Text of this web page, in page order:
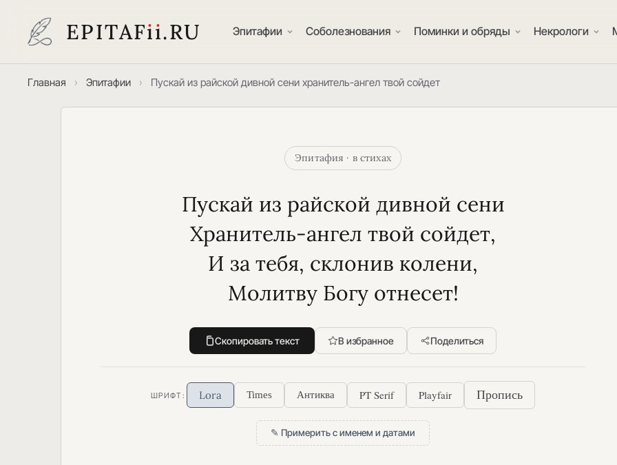
EPITAFii.RU Эпитафии Соболезнования Поминки и обряды Некрологи
Главная › Эпитафии › Пускай из райской дивной сени хранитель-ангел твой сойдет
Эпитафия · в стихах
Пускай из райской дивной сени
Хранитель-ангел твой сойдет,
И за тебя, склонив колени,
Молитву Богу отнесет!
Скопировать текст В избранное Поделиться
ШРИФТ: Lora Times Антиква PT Serif Playfair Пропись
✎ Примерить с именем и датами